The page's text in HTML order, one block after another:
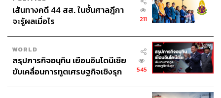
เส้นทางคดี 44 สส. ในชั้นศาลฎีกา
จะรู้ผลเมื่อไร
211
WORLD
สรุปภารกิจอนุทิน เยือนอินโดนีเซีย
ขับเคลื่อนการทูตเศรษฐกิจเชิงรุก
545